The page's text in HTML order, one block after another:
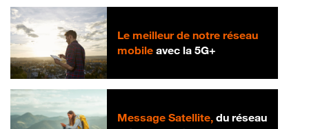
Le meilleur de notre réseau
mobileavec la 5G+
Message Satellite, du réseau